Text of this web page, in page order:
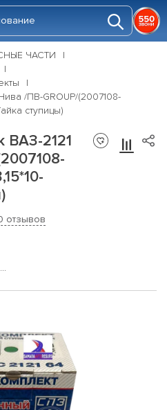
ЧАСТИ
/ПВ-GROUP/(2007108-
ступицы)
ВАЗ-2121
отзывов